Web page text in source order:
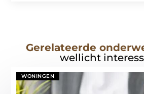
Gerelateerde
wellicht
WONINGEN